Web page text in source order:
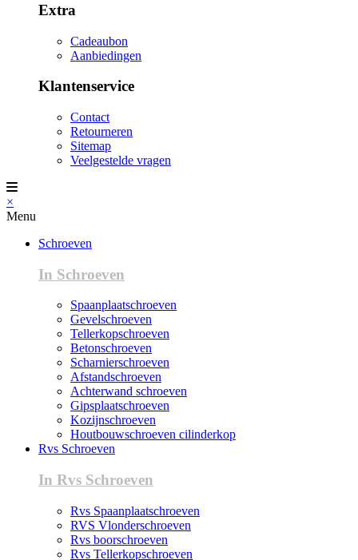
Extra
Cadeaubon
Aanbiedingen
Klantenservice
Contact
Retourneren
Sitemap
Veelgestelde vragen
×
Menu
Schroeven
In Schroeven
Spaanplaatschroeven
Gevelschroeven
Tellerkopschroeven
Betonschroeven
Scharnierschroeven
Afstandschroeven
Achterwand schroeven
Gipsplaatschroeven
Kozijnschroeven
Houtbouwschroeven cilinderkop
Rvs Schroeven
In Rvs Schroeven
Rvs Spaanplaatschroeven
RVS Vlonderschroeven
Rvs boorschroeven
Rvs Tellerkopschroeven